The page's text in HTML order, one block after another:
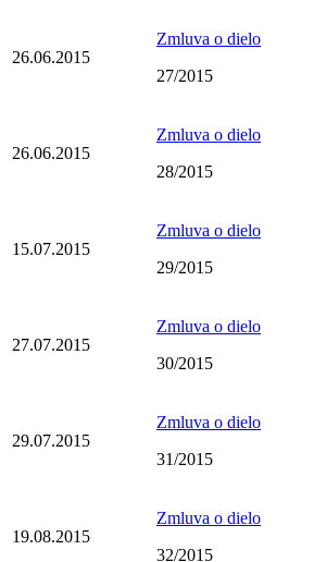
26.06.2015
Zmluva o dielo
27/2015
26.06.2015
Zmluva o dielo
28/2015
15.07.2015
Zmluva o dielo
29/2015
27.07.2015
Zmluva o dielo
30/2015
29.07.2015
Zmluva o dielo
31/2015
19.08.2015
Zmluva o dielo
32/2015